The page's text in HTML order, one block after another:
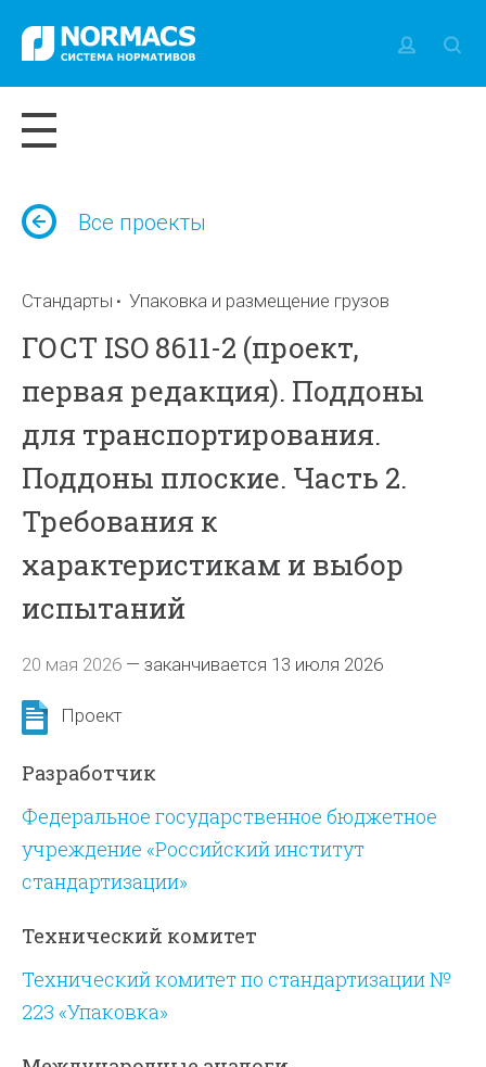
Все проекты
Стандарты Упаковка и размещение грузов
ГОСТ ISO 8611-2 (проект,
первая редакция). Поддоны
для транспортирования.
Поддоны плоские. Часть 2.
Требования к
характеристикам и выбор
испытаний
20 мая 2026 —заканчивается 13 июля 2026
Проект
Разработчик
Федеральное государственное бюджетное
учреждение «Российский институт
стандартизации»
Технический комитет
Технический комитет по стандартизации №
223 «Упаковка»